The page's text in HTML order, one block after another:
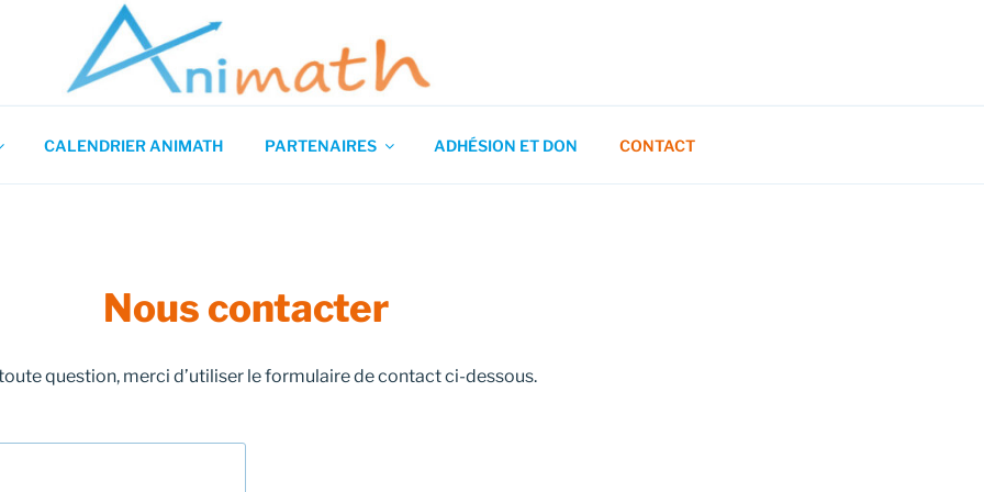
Mathématiques
CALENDRIER ANIMATH PARTENAIRES ADHÉSION ET DON CONTACT
Nous contacter
question, merci d’utiliser le formulaire de contact ci-dessous.